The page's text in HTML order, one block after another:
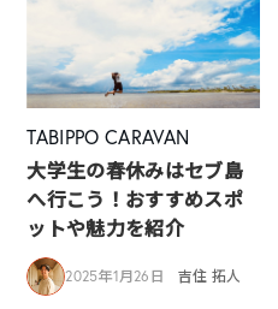
TABIPPO CARAVAN
大学生の春休みはセブ島
へ行こう！おすすめスポ
ットや魅力を紹介
2025年1月26日 吉住 拓人